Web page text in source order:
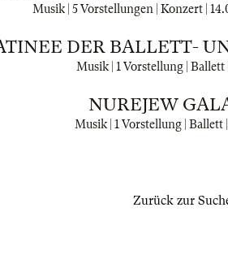
Musik | 5 Vorstellungen | Konzert |
DER BALLETT-
Musik | 1 Vorstellung | Ballett |
NUREJEW
Musik | 1 Vorstellung | Ballett |
Zurück zur